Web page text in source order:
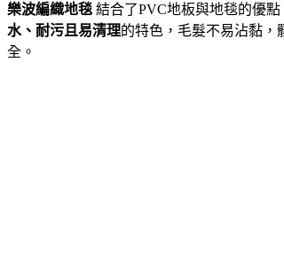
樂波編織地毯 結合了PVC地板與地毯的優
水、耐污且易清理的特色，毛髮不易沾黏，
全。